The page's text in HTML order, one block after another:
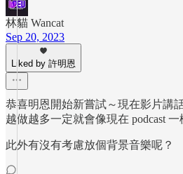
林貓 Wancat
Sep 20, 2023
Liked by 許明恩
恭喜明恩開始新嘗試～現在影片講
越做越多一定就會像現在 podcast 一
此外有沒有考慮放個背景音樂呢？